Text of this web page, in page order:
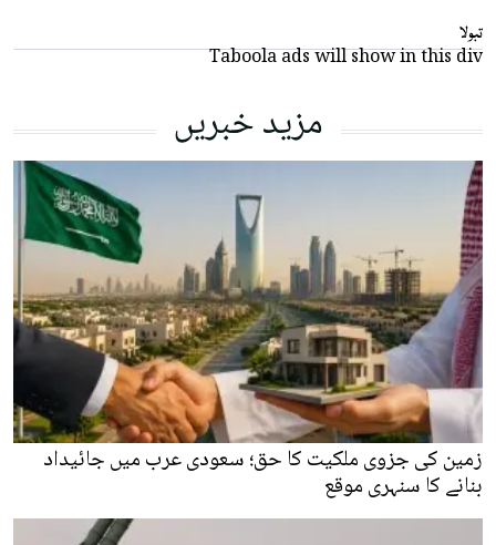
تبولا
Taboola ads will show in this div
مزید خبریں
زمین کی جزوی ملکیت کا حق؛ سعودی عرب میں جائیداد
بنانے کا سنہری موقع